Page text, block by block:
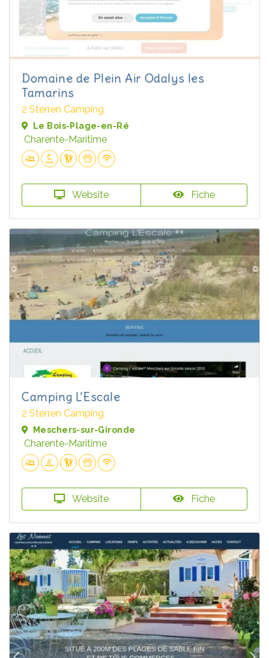
Domaine de Plein Air Odalys les
Tamarins
2 Sterren Camping
Le Bois-Plage-en-Ré
Charente-Maritime
Website Fiche
Camping L'Escale
2 Sterren Camping
Meschers-sur-Gironde
Charente-Maritime
Website Fiche